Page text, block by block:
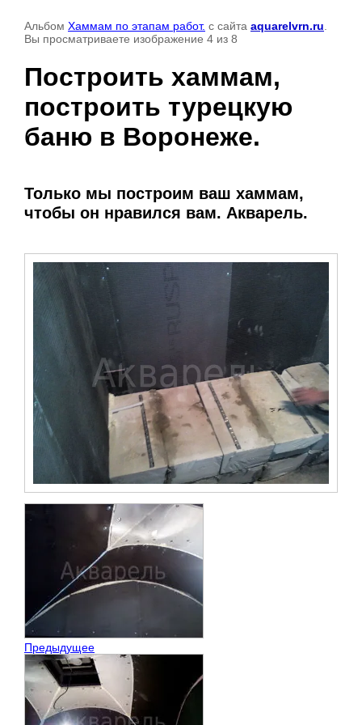
Альбом Хаммам по этапам работ. с сайта aquarelvrn.ru
Вы просматриваете изображение 4 из 8
Построить хаммам,
построить турецкую
баню в Воронеже.
Только мы построим ваш хаммам,
чтобы он нравился вам. Акварель.
Предыдущее